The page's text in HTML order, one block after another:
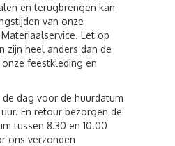
en terugbrengen kan
van onze
Let op
zijn heel anders dan de
feestkleding en
dag voor de huurdatum
En retour bezorgen de
tussen 8.30 en 10.00
ons verzonden